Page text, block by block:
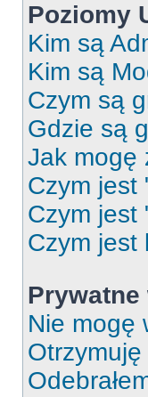
Poziomy
Kim są
Kim są
Czym są
Gdzie są
Jak mogę
Czym jest
Czym jest
Czym jest
Nie mogę